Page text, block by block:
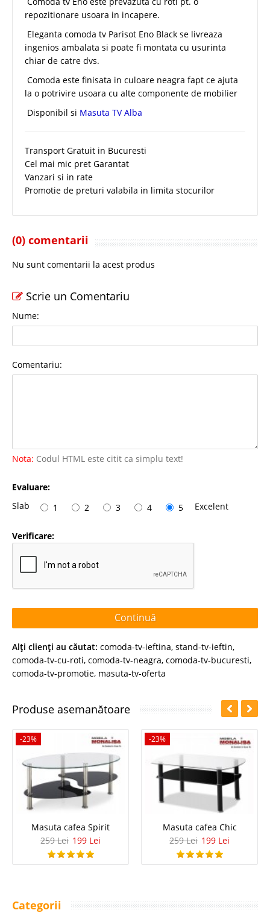
repozitionare usoara in incapere.
Eleganta comoda tv Parisot Eno Black se livreaza
ingenios ambalata si poate fi montata cu usurinta
chiar de catre dvs.
Comoda este finisata in culoare neagra fapt ce ajuta
la o potrivire usoara cu alte componente de mobilier
Disponibil si Masuta TV Alba
Transport Gratuit in Bucuresti
Cel mai mic pret Garantat
Vanzari si in rate
Promotie de preturi valabila in limita stocurilor
(0) comentarii
Nu sunt comentarii la acest produs
Scrie un Comentariu
Nume:
Comentariu:
Nota: Codul HTML este citit ca simplu text!
Evaluare:
Slab
1 2 3 4 5 Excelent
Verificare:
Continuă
Alţi clienţi au căutat: comoda-tv-ieftina, stand-tv-ieftin,
comoda-tv-cu-roti, comoda-tv-neagra, comoda-tv-bucuresti,
comoda-tv-promotie, masuta-tv-oferta
Produse asemanătoare
-23%
Masuta cafea Spirit
259 Lei 199 Lei
-23%
Masuta cafea Chic
259 Lei 199 Lei
Categorii